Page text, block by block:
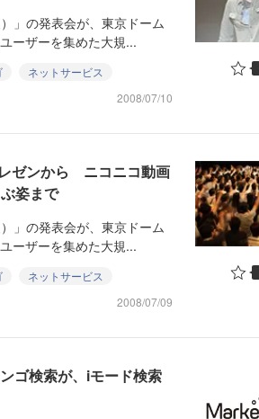
」の発表会が、東京ドーム
ーザーを集めた大規...
ネットサービス
2008/07/10
ゼンから ニコニコ動画
姿まで
」の発表会が、東京ドーム
ーザーを集めた大規...
ネットサービス
2008/07/09
ゴ検索が、iモード検索